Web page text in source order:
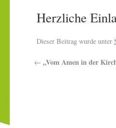
Herzliche
Dieser Beitrag wurde unter
← „Vom Amen in der